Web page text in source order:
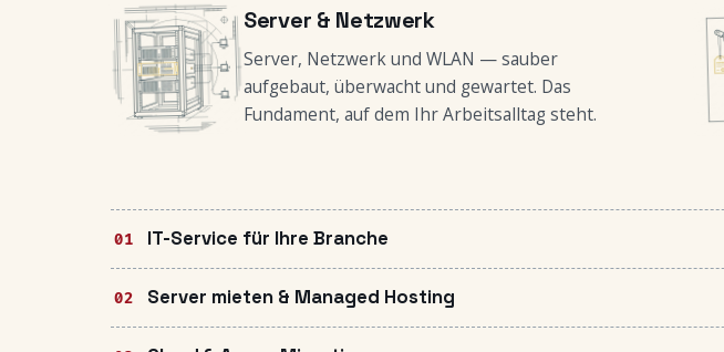
Server & Netzwerk
Server, Netzwerk und WLAN — sauber
aufgebaut, überwacht und gewartet. Das
Fundament, auf dem Ihr Arbeitsalltag steht.
IT-Service für Ihre Branche
Server mieten & Managed Hosting